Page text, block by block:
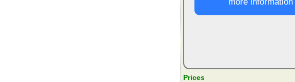
Prices